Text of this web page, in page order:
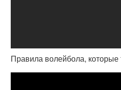
Правила волейбола, которые